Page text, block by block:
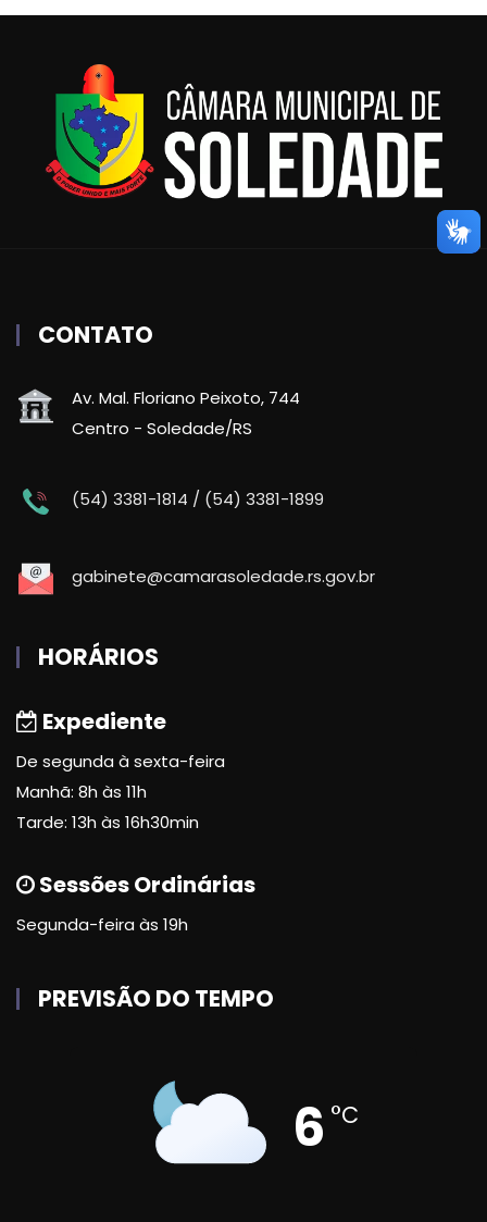
CONTATO
Av. Mal. Floriano Peixoto, 744
Centro - Soledade/RS
(54) 3381-1814 / (54) 3381-1899
gabinete@camarasoledade.rs.gov.br
HORÁRIOS
Expediente
De segunda à sexta-feira
Manhã: 8h às 11h
Tarde: 13h às 16h30min
Sessões Ordinárias
Segunda-feira às 19h
PREVISÃO DO TEMPO
6 °C